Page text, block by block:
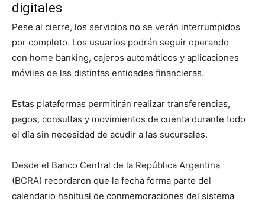
digitales
Pese al cierre, los servicios no se verán interrumpidos
por completo. Los usuarios podrán seguir operando
con home banking, cajeros automáticos y aplicaciones
móviles de las distintas entidades financieras.
Estas plataformas permitirán realizar transferencias,
pagos, consultas y movimientos de cuenta durante todo
el día sin necesidad de acudir a las sucursales.
Desde el Banco Central de la República Argentina
(BCRA) recordaron que la fecha forma parte del
calendario habitual de conmemoraciones del sistema